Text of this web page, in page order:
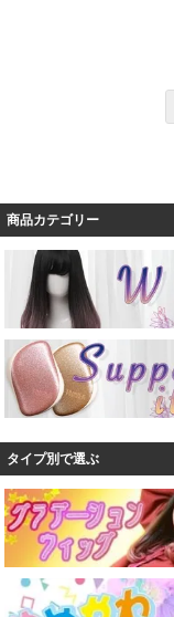
商品カテゴリー
タイプ別で選ぶ